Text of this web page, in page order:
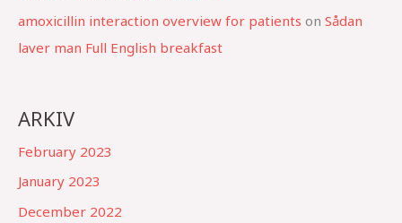
amoxicillin interaction overview for patients on Sådan
laver man Full English breakfast
ARKIV
February 2023
January 2023
December 2022